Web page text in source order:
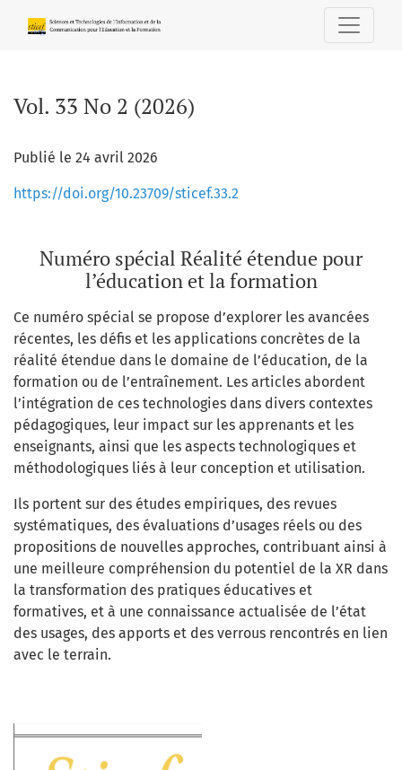
Vol. 33 No 2 (2026): Numéro spécial Réalité étendue pour
Vol. 33 No 2 (2026)
Publié le 24 avril 2026
https://doi.org/10.23709/sticef.33.2
Numéro spécial Réalité étendue pour
l’éducation et la formation
Ce numéro spécial se propose d’explorer les avancées
récentes, les défis et les applications concrètes de la
réalité étendue dans le domaine de l’éducation, de la
formation ou de l’entraînement. Les articles abordent
l’intégration de ces technologies dans divers contextes
pédagogiques, leur impact sur les apprenants et les
enseignants, ainsi que les aspects technologiques et
méthodologiques liés à leur conception et utilisation.
Ils portent sur des études empiriques, des revues
systématiques, des évaluations d’usages réels ou des
propositions de nouvelles approches, contribuant ainsi à
une meilleure compréhension du potentiel de la XR dans
la transformation des pratiques éducatives et
formatives, et à une connaissance actualisée de l’état
des usages, des apports et des verrous rencontrés en lien
avec le terrain.